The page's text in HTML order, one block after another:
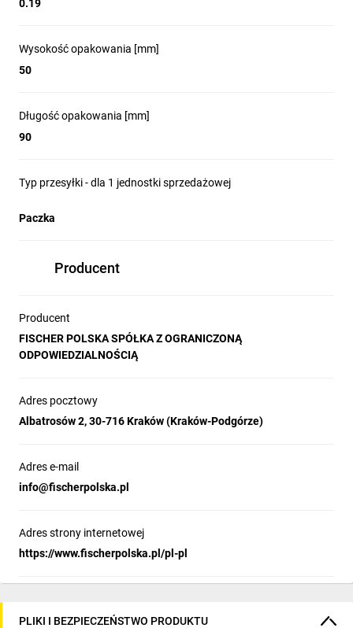
0.19
Wysokość opakowania [mm]
50
Długość opakowania [mm]
90
Typ przesyłki - dla 1 jednostki sprzedażowej
Paczka
Producent
Producent
FISCHER POLSKA SPÓŁKA Z OGRANICZONĄ
ODPOWIEDZIALNOŚCIĄ
Adres pocztowy
Albatrosów 2, 30-716 Kraków (Kraków-Podgórze)
Adres e-mail
info@fischerpolska.pl
Adres strony internetowej
https://www.fischerpolska.pl/pl-pl
PLIKI I BEZPIECZEŃSTWO PRODUKTU